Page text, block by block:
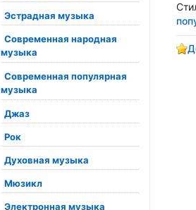
Эстрадная музыка
Современная народная
музыка
Современная популярная
музыка
Джаз
Рок
Духовная музыка
Мюзикл
Электронная музыка